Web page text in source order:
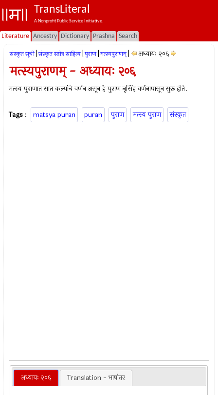
TransLiteral
A Nonprofit Public Service Initiative.
Literature Ancestry Dictionary Prashna Search
संस्कृत सूची संस्कृत स्तोत्र साहित्य पुराण मत्स्यपुराणम्‌ अध्यायः २०६
मत्स्यपुराणम् - अध्यायः २०६
मत्स्य पुराणात सात कल्पांचे वर्णन असून हे पुराण नृसिंह वर्णनापासून सुरू होते.
Tags : matsya puran puran पुराण मत्स्य पुराण संस्कृत
अध्यायः २०६ Translation - भाषांतर